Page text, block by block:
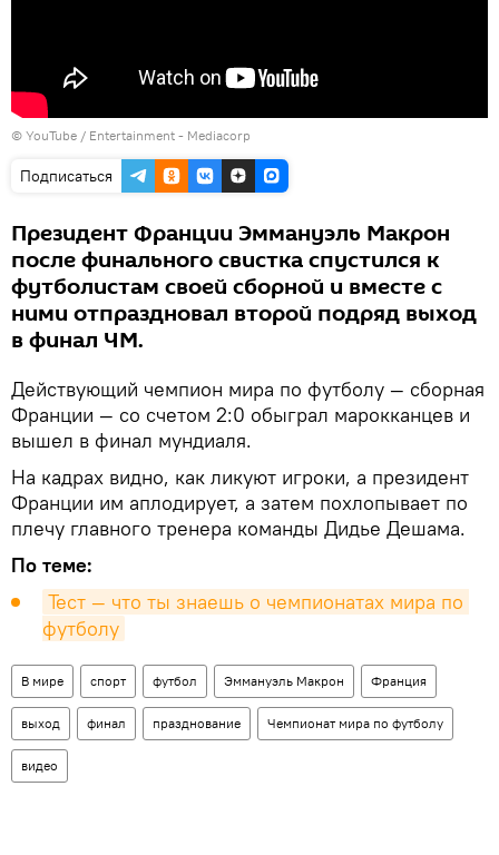
© YouTube / Entertainment - Mediacorp
Подписаться
Президент Франции Эммануэль Макрон
после финального свистка спустился к
футболистам своей сборной и вместе с
ними отпраздновал второй подряд выход
в финал ЧМ.
Действующий чемпион мира по футболу — сборная
Франции — со счетом 2:0 обыграл марокканцев и
вышел в финал мундиаля.
На кадрах видно, как ликуют игроки, а президент
Франции им аплодирует, а затем похлопывает по
плечу главного тренера команды Дидье Дешама.
По теме:
Тест — что ты знаешь о чемпионатах мира по
футболу
В мире спорт футбол Эммануэль Макрон Франция
выход финал празднование Чемпионат мира по футболу
видео